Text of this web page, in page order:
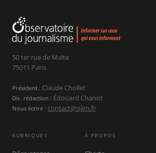
50 ter rue de Malte
75011 Paris
Président : Claude Chollet
Dir. rédaction : Édouard Chanot
Nous écrire : contact@ojim.fr
RUBRIQUES À PROPOS